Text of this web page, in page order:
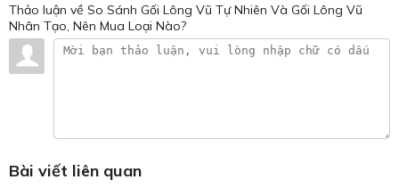
Thảo luận về So Sánh Gối Lông Vũ Tự Nhiên Và Gối Lông Vũ
Nhân Tạo, Nên Mua Loại Nào?
Bài viết liên quan